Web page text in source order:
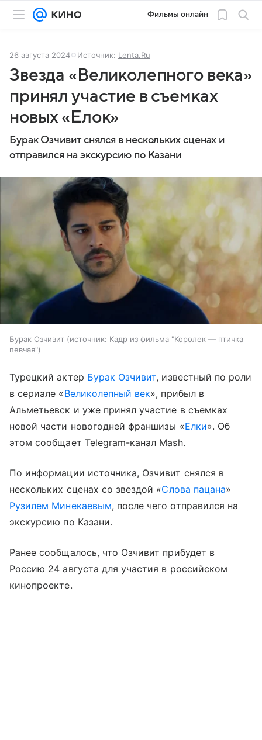
Фильмы онлайн
26 августа 2024 Источник: Lenta.Ru
Звезда «Великолепного века»
принял участие в съемках
новых «Елок»
Бурак Озчивит снялся в нескольких сценах и
отправился на экскурсию по Казани
Бурак Озчивит источник: Кадр из фильма "Королек — птичка
певчая"
Турецкий актер Бурак Озчивит, известный по роли
в сериале «Великолепный век», прибыл в
Альметьевск и уже принял участие в съемках
новой части новогодней франшизы «Елки». Об
этом сообщает Telegram-канал Mash.
По информации источника, Озчивит снялся в
нескольких сценах со звездой «Слова пацана»
Рузилем Минекаевым, после чего отправился на
экскурсию по Казани.
Ранее сообщалось, что Озчивит прибудет в
Россию 24 августа для участия в российском
кинопроекте.